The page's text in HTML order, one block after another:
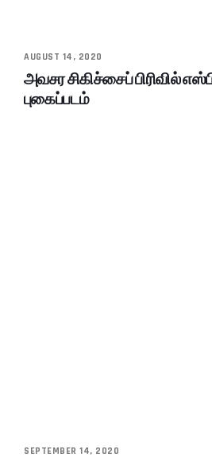
AUGUST 14, 2020
அவசர சிகிச்சைப் பிரிவில்
புகைப்படம்
SEPTEMBER 14, 2020